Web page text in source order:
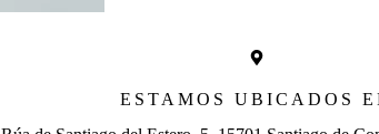
ESTAMOS UBICADOS